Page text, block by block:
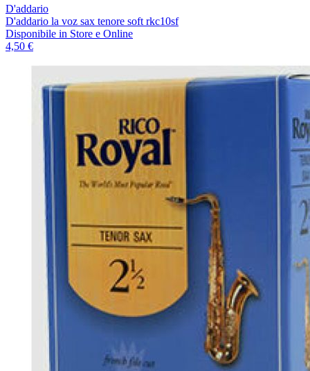
D'addario
D'addario la voz sax tenore soft rkc10sf
Disponibile in Store e Online
4,50 €